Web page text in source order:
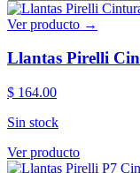
Ver producto →
Llantas Pirelli
$ 164.00
Sin stock
Ver producto